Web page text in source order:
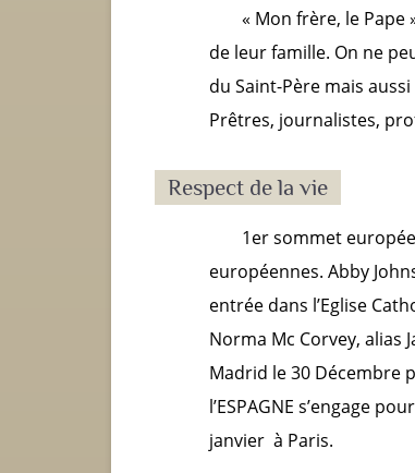
« Mon frère, le Pape
de leur famille. On ne
du Saint-Père mais
Prêtres, journalistes,
Respect de la vie
1ersommet
européennes. Abby
entrée dans l’Eglise
Norma Mc Corvey, alias
Madrid le 30 Décembre
l’ESPAGNE s’engage
janvier à Paris.